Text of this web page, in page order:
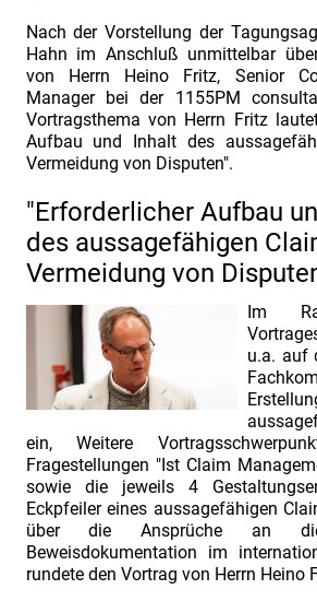
Nach der Vorstellung der
Hahn im Anschluß unmittelbar
von Herrn Heino Fritz, Senior
Manager bei der 1155PM
Vortragsthema von Herrn Fritz
Aufbau und Inhalt des
Vermeidung von Disputen".
"Erforderlicher Aufbau
des aussagefähigen
Vermeidung von
Im
u.a. auf
ein, Weitere
Fragestellungen "Ist Claim
sowie die jeweils 4
Eckpfeiler eines aussagefähigen
über die Ansprüche an die
Beweisdokumentation im
rundete den Vortrag von Herrn Heino
Management.
Vortragsvorstellung
Martin
Everding.
INDUSTRIEFOKUS
Contract
&
Claim
Management.
Vortragsvorstellung
Heino
Fritz.
INDUSTRIEFOKUS
2025:
Contract
&
Claim
Management.